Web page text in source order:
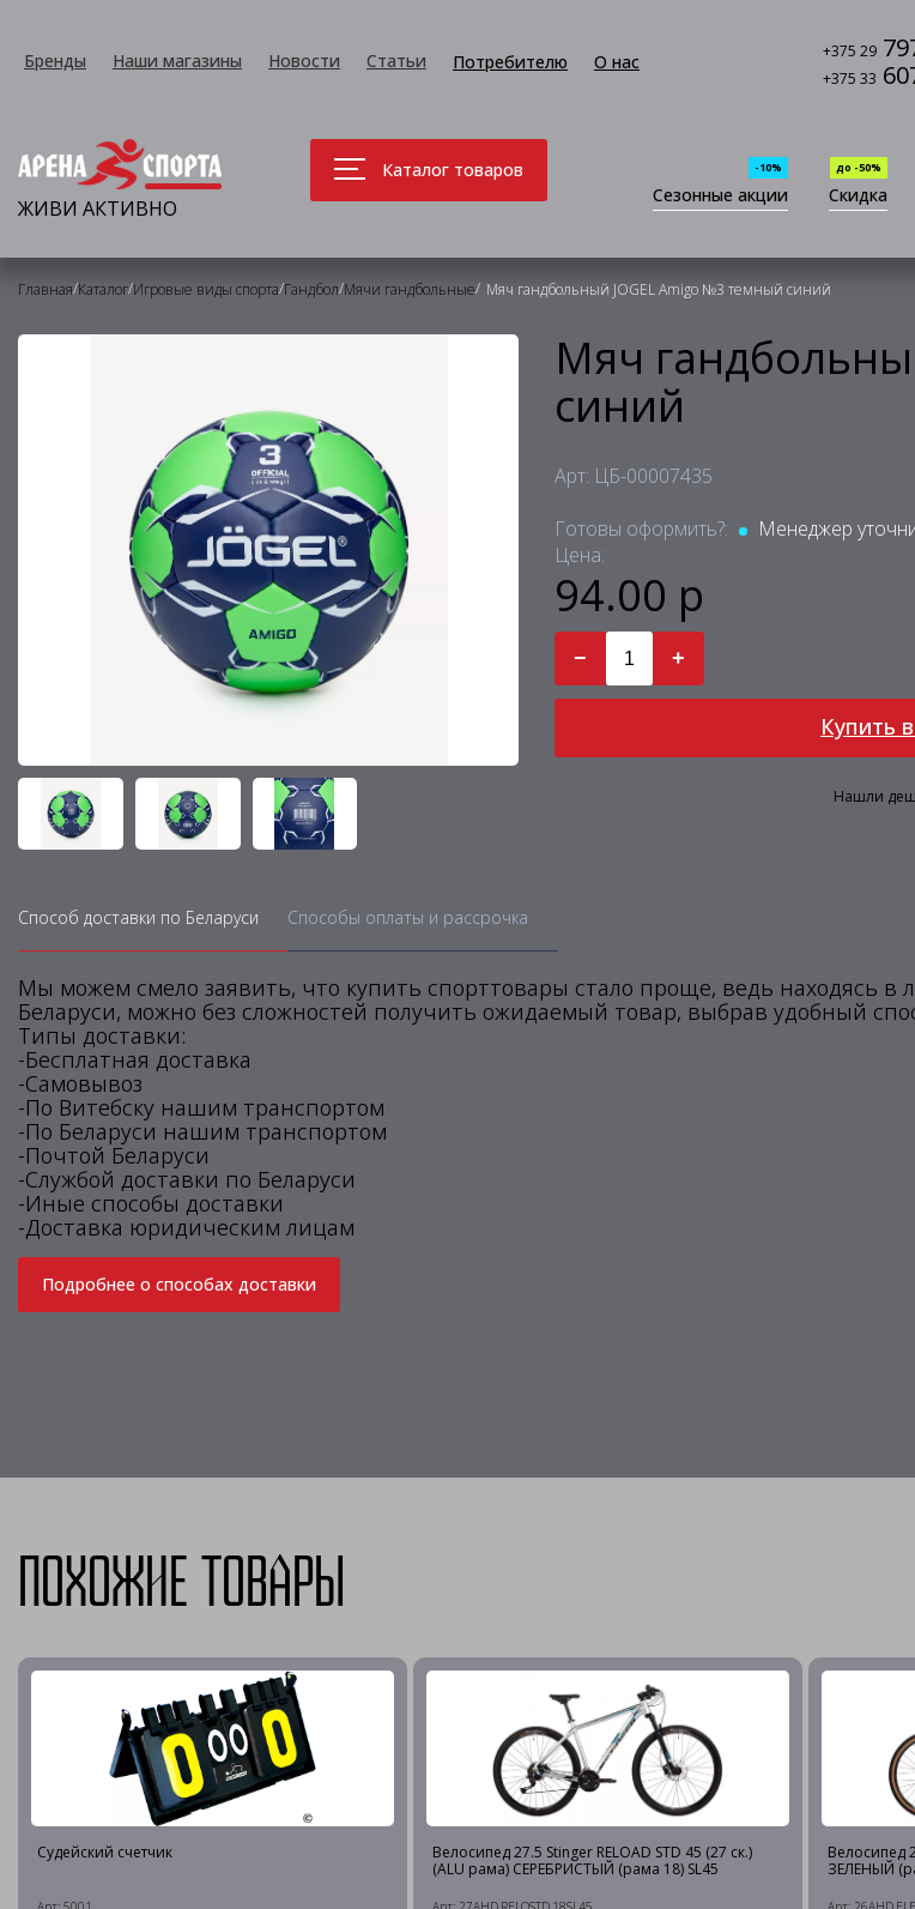
Бренды Наши магазины Новости Статьи Потребителю О нас +375 29
+375 33
ЖИВИ АКТИВНО
Каталог товаров
Сезонные акции
-10%
Скидка
до -50%
Главная/Каталог/Игровые виды спорта/Гандбол/Мячи гандбольные/ Мяч гандбольный JOGEL Amigo №3 темный синий
Мяч
синий
Арт: ЦБ-00007435
Готовы оформить?:
Менеджер
Цена:
94.00 р
− +
Купить
Нашли
Способ доставки по Беларуси Способы оплаты и рассрочка
Мы можем смело заявить, что купить спорттовары стало проще, ведь находясь в
Беларуси, можно без сложностей получить ожидаемый товар, выбрав удобный
Типы доставки:
-Бесплатная доставка
-Самовывоз
-По Витебску нашим транспортом
-По Беларуси нашим транспортом
-Почтой Беларуси
-Службой доставки по Беларуси
-Иные способы доставки
-Доставка юридическим лицам
Подробнее о способах доставки
Похожие товары
Судейский счетчик
Велосипед 27.5 Stinger RELOAD STD 45 (27 ск.)
(ALU рама) СЕРЕБРИСТЫЙ (рама 18) SL45
Велосипед
ЗЕЛЕНЫЙ